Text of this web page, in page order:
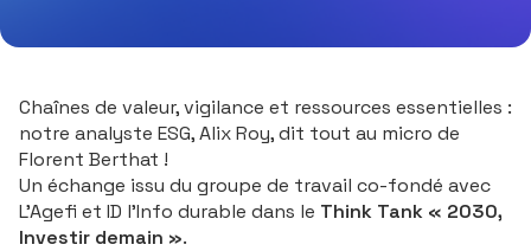
Chaînes de valeur, vigilance et ressources essentielles :
notre analyste ESG, Alix Roy, dit tout au micro de
Florent Berthat !
Un échange issu du groupe de travail co-fondé avec
L’Agefi et ID l’Info durable dans le Think Tank « 2030,
Investir demain ».